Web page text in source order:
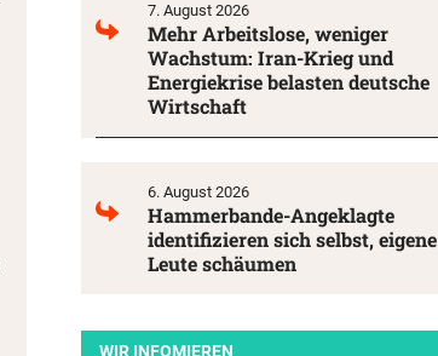
7. August 2026
Mehr Arbeitslose, weniger
Wachstum: Iran-Krieg und
Energiekrise belasten deutsche
Wirtschaft
6. August 2026
Hammerbande-Angeklagte
identifizieren sich selbst, eigene
Leute schäumen
WIR INFOMIEREN